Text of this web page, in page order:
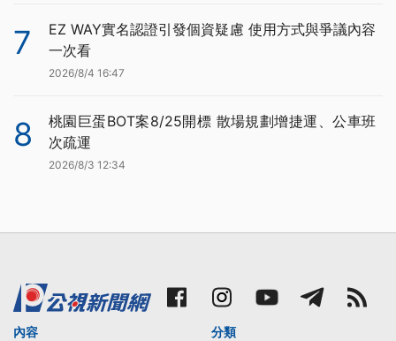
7
EZ WAY實名認證引發個資疑慮 使用方式與爭議內容
一次看
2026/8/4 16:47
8
桃園巨蛋BOT案8/25開標 散場規劃增捷運、公車班
次疏運
2026/8/3 12:34
內容
分類